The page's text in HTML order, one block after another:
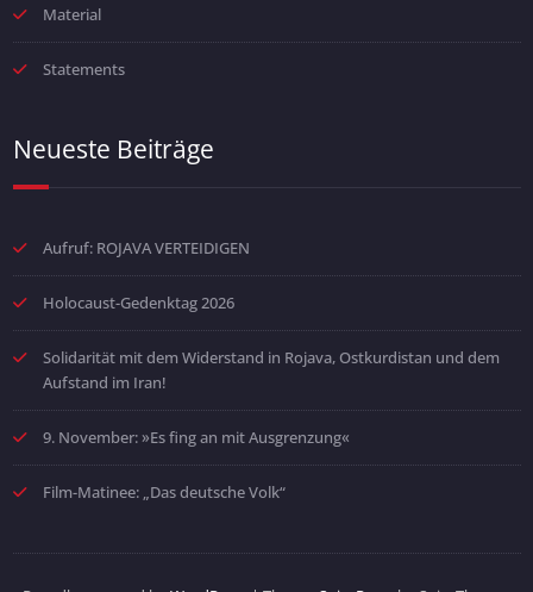
Material
Statements
Neueste Beiträge
Aufruf: ROJAVA VERTEIDIGEN
Holocaust-Gedenktag 2026
Solidarität mit dem Widerstand in Rojava, Ostkurdistan und dem
Aufstand im Iran!
9. November: »Es fing an mit Ausgrenzung«
Film-Matinee: „Das deutsche Volk“